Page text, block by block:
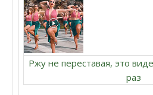
Ржу не переставая, это
раз